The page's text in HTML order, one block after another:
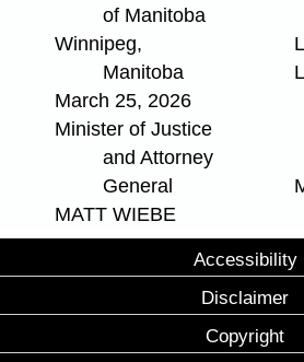
of Manitoba
Winnipeg,
Manitoba
March 25, 2026
Minister of Justice
and Attorney
General
MATT WIEBE
Accessibility
Disclaimer
Copyright